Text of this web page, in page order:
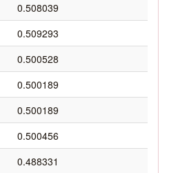
0.508039
0.509293
0.500528
0.500189
0.500189
0.500456
0.488331